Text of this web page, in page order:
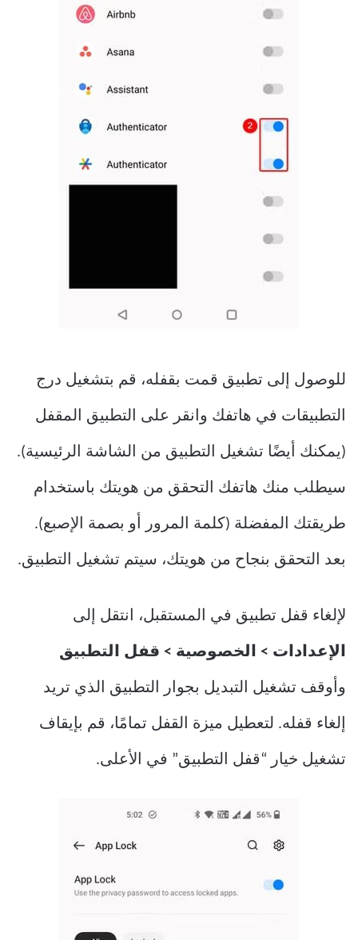
للوصول إلى تطبيق قمت بقفله، قم بتشغيل درج
التطبيقات في هاتفك وانقر على التطبيق المقفل
(يمكنك أيضًا تشغيل التطبيق من الشاشة الرئيسية).
سيطلب منك هاتفك التحقق من هويتك باستخدام
طريقتك المفضلة (كلمة المرور أو بصمة الإصبع).
بعد التحقق بنجاح من هويتك، سيتم تشغيل التطبيق.
لإلغاء قفل تطبيق في المستقبل، انتقل إلى
الإعدادات > الخصوصية > قفل التطبيق
وأوقف تشغيل التبديل بجوار التطبيق الذي تريد
إلغاء قفله. لتعطيل ميزة القفل تمامًا، قم بإيقاف
تشغيل خيار “قفل التطبيق” في الأعلى.